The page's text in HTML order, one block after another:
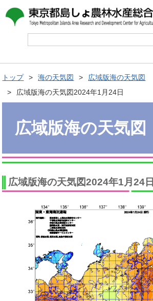
トップ 海の天気図
広域版海の天気図
広域版海の天気図2024年1月24日
広域版海の天気図
広域版海の天気図2024年1月24日